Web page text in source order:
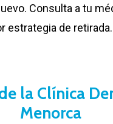
Consulta a tu
estrategia de retirada.
la Clínica
Menorca